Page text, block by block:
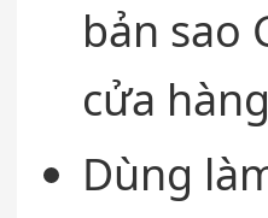
bản sao
cửa
Dùng